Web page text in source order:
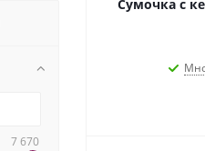
Сумочка с
7 670